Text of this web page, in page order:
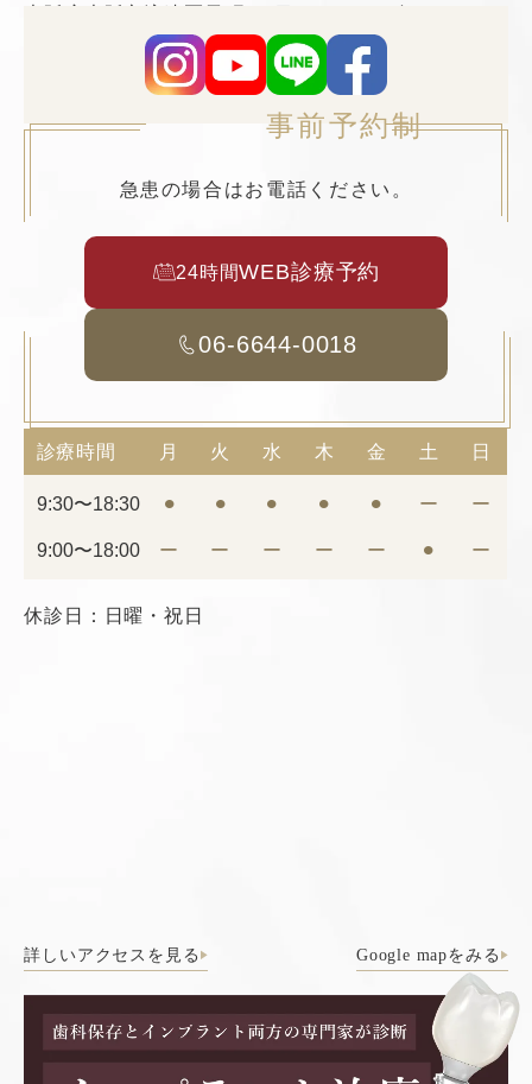
大阪府大阪市浪速区元町2丁目3−19 TCAビル5F
事前予約制
急患の場合はお電話ください。
24時間WEB診療予約
06-6644-0018
診療時間 月 火 水 木 金 土 日
9:30〜18:30 ⚫︎ ⚫︎ ⚫︎ ⚫︎ ⚫︎ ー ー
9:00〜18:00 ー ー ー ー ー ⚫︎ ー
休診日：日曜・祝日
詳しいアクセスを見る Google mapをみる